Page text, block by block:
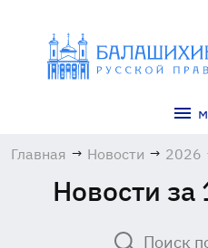
Главная → Новости → 2026
Новости